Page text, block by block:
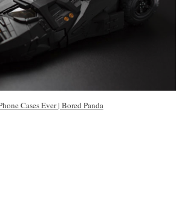
Cases Ever | Bored Panda